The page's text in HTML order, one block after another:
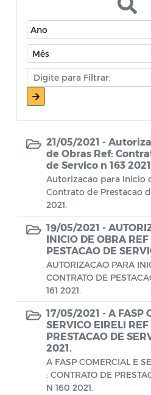
Atos Oficiais -
Atos Oficiais -
Atos Oficiais - Secretaria
Atos Oficiais -
Atos Oficiais -
Política Social,
Terceira Idade e
Humano
Autorização Para
Aviso de rescisão
CADEP - Comissão de
CONCURSO GUARDA
Concurso
Conselho Municipal -
Conselho Municipal de
21/05/2021 -
de Obras Ref:
de Servico n 163 2021.
Autorizacao para Inicio
Contrato de Prestacao
2021.
19/05/2021 -
INICIO DE OBRA
PESTACAO DE
AUTORIZACAO PARA
CONTRATO DE
161 2021.
17/05/2021 - A FASP
SERVICO EIRELI
PRESTACAO DE
2021.
A FASP COMERCIAL E
: CONTRATO DE
N 160 2021.